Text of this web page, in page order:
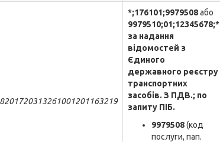
*;176101;9979508або
9979510;01;12345678;*
за надання
відомостей з
Єдиного
державного реєстру
транспортних
засобів. З ПДВ.; по
запиту ПІБ.
9979508(код
послуги, пап.